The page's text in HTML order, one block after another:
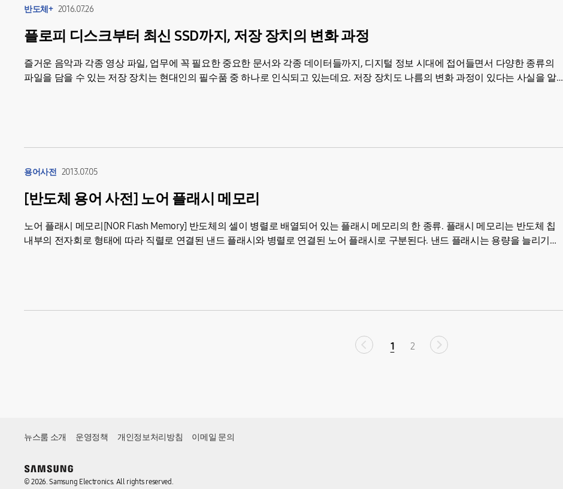
반도체+ 2016.07.26
플로피 디스크부터 최신 SSD까지, 저장 장치의 변화 과정
즐거운 음악과 각종 영상 파일, 업무에 꼭 필요한 중요한 문서와 각종 데이터들까지, 디지털 정보 시대에 접어들면서 다양한 종류의
파일을 담을 수 있는 저장 장치는 현대인의 필수품 중 하나로 인식되고 있는데요. 저장 장치도 나름의 변화 과정이 있다는 사실을 알고
용어사전 2013.07.05
[반도체 용어 사전] 노어 플래시 메모리
노어 플래시 메모리[NOR Flash Memory] 반도체의 셀이 병렬로 배열되어 있는 플래시 메모리의 한 종류. 플래시 메모리는 반도체 칩
내부의 전자회로 형태에 따라 직렬로 연결된 낸드 플래시와 병렬로 연결된 노어 플래시로 구분된다. 낸드 플래시는 용량을 늘리기
1 2
뉴스룸 소개 운영정책 개인정보처리방침 이메일 문의
© 2026. Samsung Electronics. All rights reserved.